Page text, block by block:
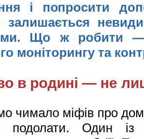
і попросити
залишається
Що ж робити —
моніторингу та
в родині — не
чимало міфів про
подолати. Один із